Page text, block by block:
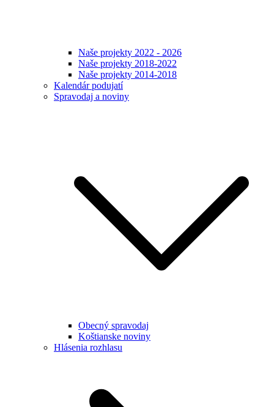
Naše projekty 2022 - 2026
Naše projekty 2018-2022
Naše projekty 2014-2018
Kalendár podujatí
Spravodaj a noviny
Obecný spravodaj
Koštianske noviny
Hlásenia rozhlasu